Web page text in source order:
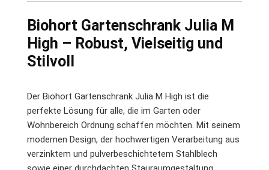
Biohort Gartenschrank Julia M
High – Robust, Vielseitig und
Stilvoll
Der Biohort Gartenschrank Julia M High ist die
perfekte Lösung für alle, die im Garten oder
Wohnbereich Ordnung schaffen möchten. Mit seinem
modernen Design, der hochwertigen Verarbeitung aus
verzinktem und pulverbeschichtetem Stahlblech